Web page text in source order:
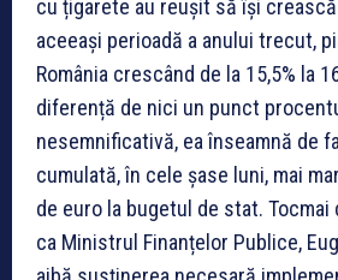
cu țigarete au reușit să își
aceeași perioadă a anului trecut,
România crescând de la 15,5% la
diferență de nici un punct
nesemnificativă, ea înseamnă de
cumulată, în cele șase luni, mai
de euro la bugetul de stat. Tocmai
ca Ministrul Finanțelor Publice,